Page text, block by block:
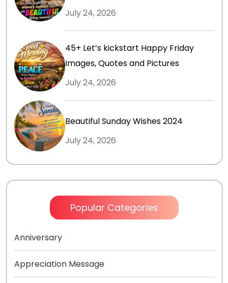
July 24, 2026
45+ Let’s kickstart Happy Friday
Images, Quotes and Pictures
July 24, 2026
Beautiful Sunday Wishes 2024
July 24, 2026
Popular Categories
Anniversary
Appreciation Message